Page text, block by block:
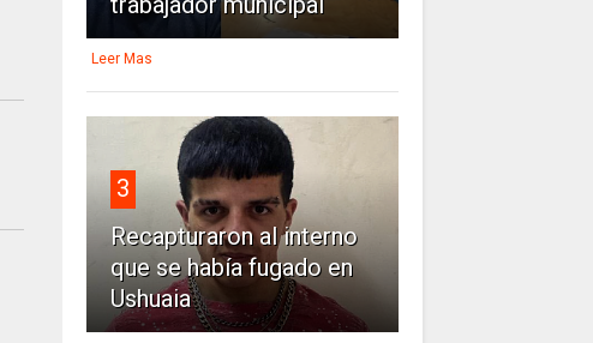
Leer Mas
3
Recapturaron al interno
que se había fugado en
Ushuaia